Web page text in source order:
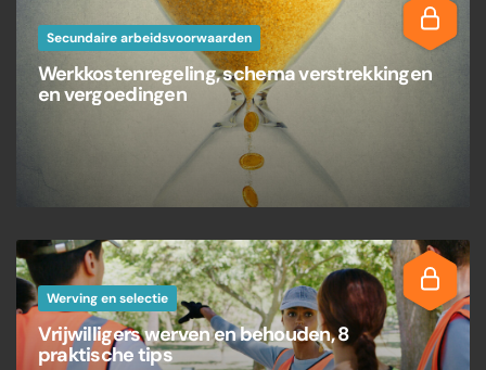
Secundaire arbeidsvoorwaarden
Werkkostenregeling, schema verstrekkingen
en vergoedingen
Werving en selectie
Vrijwilligers werven en behouden, 8
praktische tips